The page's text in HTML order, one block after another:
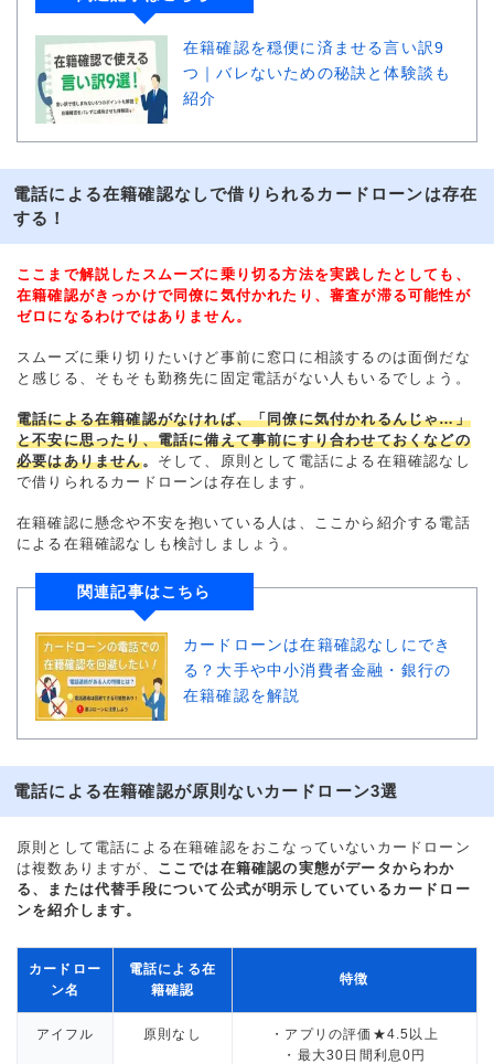
在籍確認を穏便に済ませる言い訳9
つ｜バレないための秘訣と体験談も
紹介
電話による在籍確認なしで借りられるカードローンは存在
する！
ここまで解説したスムーズに乗り切る方法を実践したとしても、
在籍確認がきっかけで同僚に気付かれたり、審査が滞る可能性が
ゼロになるわけではありません。
スムーズに乗り切りたいけど事前に窓口に相談するのは面倒だな
と感じる、そもそも勤務先に固定電話がない人もいるでしょう。
電話による在籍確認がなければ、「同僚に気付かれるんじゃ…」
と不安に思ったり、電話に備えて事前にすり合わせておくなどの
必要はありません。 そして、原則として電話による在籍確認なし
で借りられるカードローンは存在します。
在籍確認に懸念や不安を抱いている人は、ここから紹介する電話
による在籍確認なしも検討しましょう。
関連記事はこちら
カードローンは在籍確認なしにでき
る？大手や中小消費者金融・銀行の
在籍確認を解説
電話による在籍確認が原則ないカードローン3選
原則として電話による在籍確認をおこなっていないカードローン
は複数ありますが、 ここでは在籍確認の実態がデータからわか
る、または代替手段について公式が明示していているカードロー
ンを紹介します。
カードロー
ン名
電話による在
籍確認
特徴
アイフル 原則なし
・アプリの評価★4.5以上
・最大30日間利息0円